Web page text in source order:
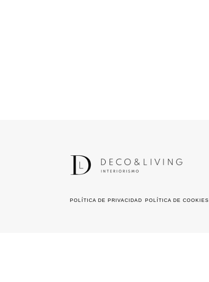
POLÍTICA DE PRIVACIDAD POLÍTICA DE COOKIES